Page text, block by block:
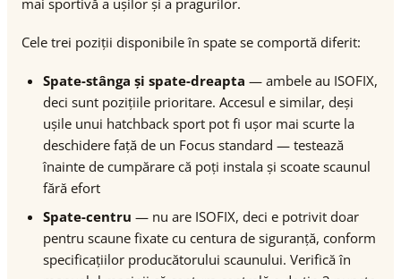
mai sportivă a ușilor și a pragurilor.
Cele trei poziții disponibile în spate se comportă diferit:
Spate-stânga și spate-dreapta — ambele au ISOFIX,
deci sunt pozițiile prioritare. Accesul e similar, deși
ușile unui hatchback sport pot fi ușor mai scurte la
deschidere față de un Focus standard — testează
înainte de cumpărare că poți instala și scoate scaunul
fără efort
Spate-centru — nu are ISOFIX, deci e potrivit doar
pentru scaune fixate cu centura de siguranță, conform
specificațiilor producătorului scaunului. Verifică în